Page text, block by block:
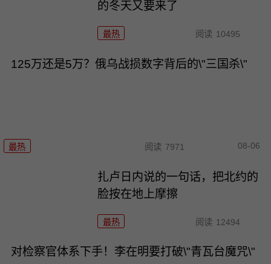
的冬天又要来了
最热 阅读 10495
125万还是5万？俄乌战损数字背后的\"三国杀\"
最热 阅读 7971 08-06
扎卢日内说的一句话，把北约的
脸按在地上摩擦
最热 阅读 12494
对检察官体系下手！李在明要打破\"青瓦台魔咒\"